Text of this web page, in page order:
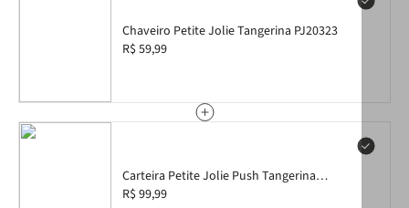
Chaveiro Petite Jolie Tangerina PJ20323
R$ 59,99
Carteira Petite Jolie Push Tangerina
Translúcido PJ20167
R$ 99,99